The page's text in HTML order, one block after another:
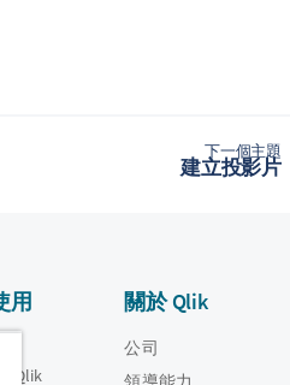
下一個主題
建立投影片
用
Qlik
關於 Qlik
公司